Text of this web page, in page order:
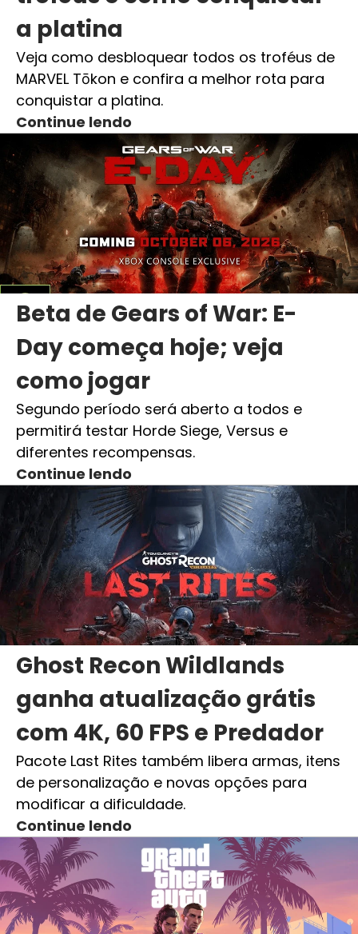
a platina
Veja como desbloquear todos os troféus de
MARVEL Tōkon e confira a melhor rota para
conquistar a platina.
Continue lendo
Beta de Gears of War: E-
Day começa hoje; veja
como jogar
Segundo período será aberto a todos e
permitirá testar Horde Siege, Versus e
diferentes recompensas.
Continue lendo
Ghost Recon Wildlands
ganha atualização grátis
com 4K, 60 FPS e Predador
Pacote Last Rites também libera armas, itens
de personalização e novas opções para
modificar a dificuldade.
Continue lendo